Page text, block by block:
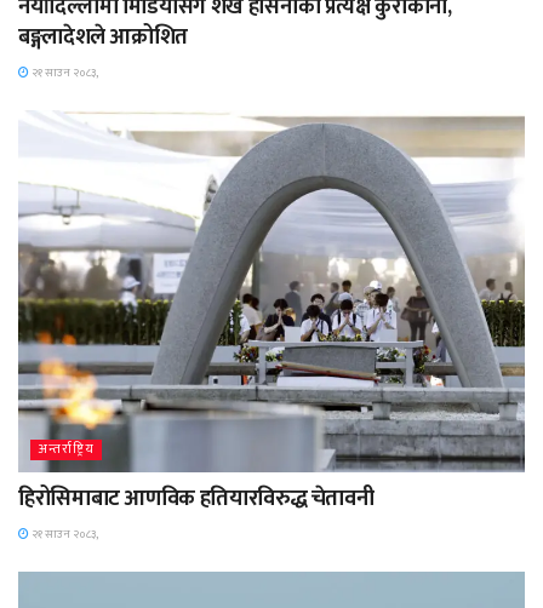
बङ्गलादेशले आक्रोशित
२१ साउन २०८३,
अन्तर्राष्ट्रिय
हिरोसिमाबाट आणविक हतियारविरुद्ध चेतावनी
२१ साउन २०८३,